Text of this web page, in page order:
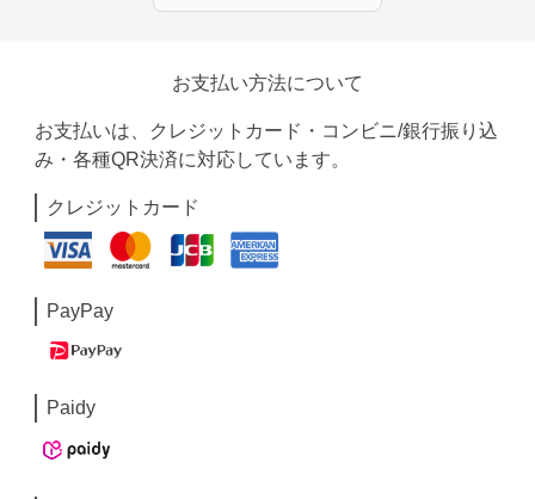
お支払い方法について
お支払いは、クレジットカード・コンビニ/銀行振り込
み・各種QR決済に対応しています。
クレジットカード
PayPay
Paidy